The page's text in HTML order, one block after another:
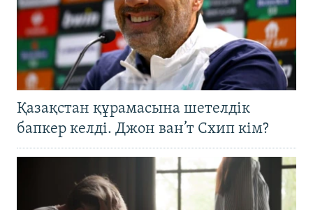
Қазақстан құрамасына шетелдік
бапкер келді. Джон ван’т Схип кім?